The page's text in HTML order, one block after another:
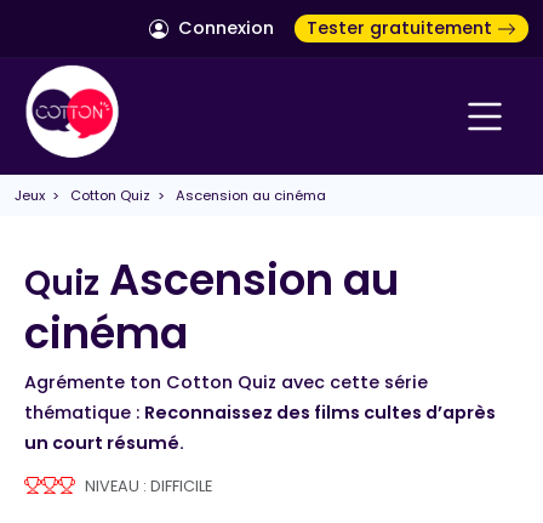
Connexion Tester gratuitement
Jeux > Cotton Quiz > Ascension au cinéma
Quiz Ascension au
cinéma
Agrémente ton Cotton Quiz avec cette série
thématique : Reconnaissez des films cultes d’après
un court résumé.
NIVEAU : DIFFICILE